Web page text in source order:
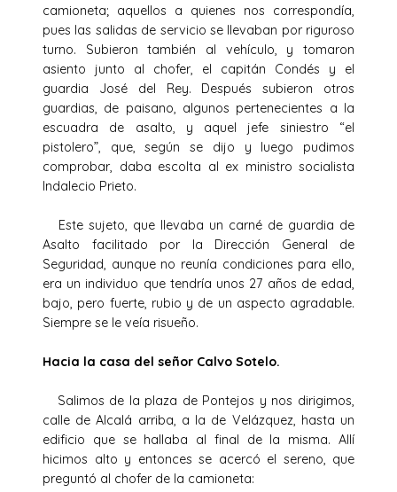
camioneta; aquellos a quienes nos correspondía,
pues las salidas de servicio se llevaban por riguroso
turno. Subieron también al vehículo, y tomaron
asiento junto al chofer, el capitán Condés y el
guardia José del Rey. Después subieron otros
guardias, de paisano, algunos pertenecientes a la
escuadra de asalto, y aquel jefe siniestro “el
pistolero”, que, según se dijo y luego pudimos
comprobar, daba escolta al ex ministro socialista
Indalecio Prieto.
Este sujeto, que llevaba un carné de guardia de
Asalto facilitado por la Dirección General de
Seguridad, aunque no reunía condiciones para ello,
era un individuo que tendría unos 27 años de edad,
bajo, pero fuerte, rubio y de un aspecto agradable.
Siempre se le veía risueño.
Hacia la casa del señor Calvo Sotelo.
Salimos de la plaza de Pontejos y nos dirigimos,
calle de Alcalá arriba, a la de Velázquez, hasta un
edificio que se hallaba al final de la misma. Allí
hicimos alto y entonces se acercó el sereno, que
preguntó al chofer de la camioneta: